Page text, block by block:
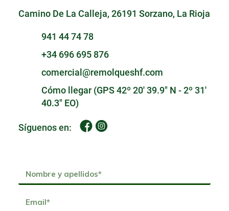
Camino De La Calleja, 26191 Sorzano, La Rioja
941 44 74 78
+34 696 695 876
comercial@remolqueshf.com
Cómo llegar (GPS 42º 20' 39.9" N - 2º 31'
40.3" EO)
Síguenos en: